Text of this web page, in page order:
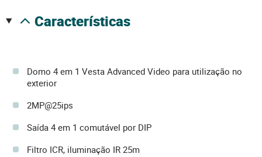
características
Domo 4 em 1 Vesta Advanced Video para utilização no
exterior
2MP@25ips
Saída 4 em 1 comutável por DIP
Filtro ICR, iluminação IR 25m